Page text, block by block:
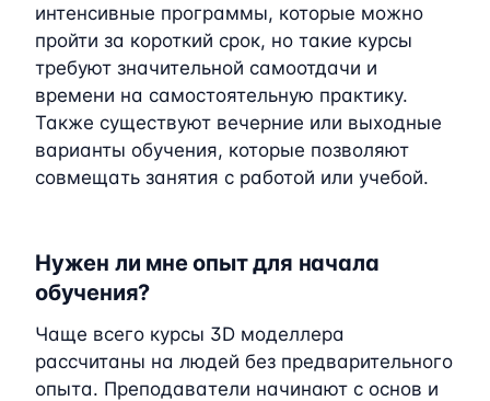
интенсивные программы, которые можно
пройти за короткий срок, но такие курсы
требуют значительной самоотдачи и
времени на самостоятельную практику.
Также существуют вечерние или выходные
варианты обучения, которые позволяют
совмещать занятия с работой или учебой.
Нужен ли мне опыт для начала
обучения?
Чаще всего курсы 3D моделлера
рассчитаны на людей без предварительного
опыта. Преподаватели начинают с основ и